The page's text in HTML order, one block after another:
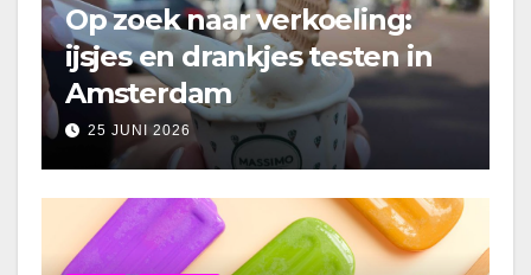
Op zoek naar verkoeling:
ijsjes en drankjes testen in
Amsterdam
25 JUNI 2026